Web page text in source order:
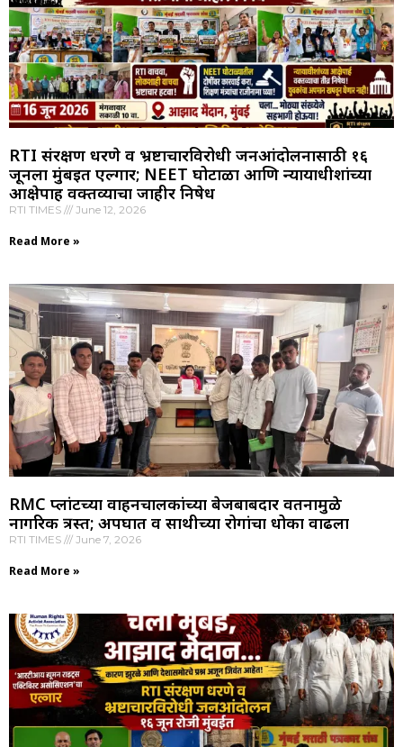
RTI संरक्षण धरणे व भ्रष्टाचारविरोधी जनआंदोलनासाठी १६
जूनला मुंबईत एल्गार; NEET घोटाळा आणि न्यायाधीशांच्या
आक्षेपार्ह वक्तव्याचा जाहीर निषेध
RTI TIMES June 12, 2026
Read More »
RMC प्लांटच्या वाहनचालकांच्या बेजबाबदार वर्तनामुळे
नागरिक त्रस्त; अपघात व साथीच्या रोगांचा धोका वाढला
RTI TIMES June 7, 2026
Read More »